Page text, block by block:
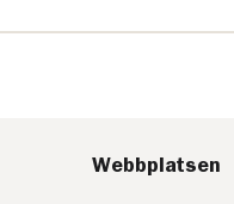
Webbplatsen